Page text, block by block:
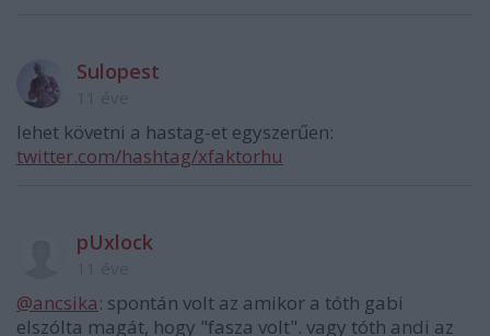
Sulopest
lehet követni a hastag-et egyszerűen:
twitter.com/hashtag/xfaktorhu
pUxlock
@ancsika: spontán volt az amikor a tóth gabi
elszólta magát, hogy "fasza volt". vagy tóth andi az